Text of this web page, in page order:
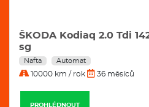
ŠKODA Kodiaq 2.0 Tdi
sg
Nafta Automat
10000 km / rok 36 měsíců
PROHLÉDNOUT